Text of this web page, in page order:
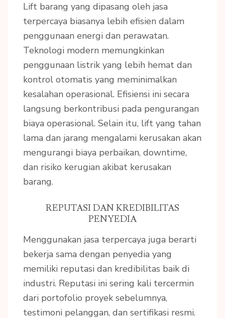
Lift barang yang dipasang oleh jasa
terpercaya biasanya lebih efisien dalam
penggunaan energi dan perawatan.
Teknologi modern memungkinkan
penggunaan listrik yang lebih hemat dan
kontrol otomatis yang meminimalkan
kesalahan operasional. Efisiensi ini secara
langsung berkontribusi pada pengurangan
biaya operasional. Selain itu, lift yang tahan
lama dan jarang mengalami kerusakan akan
mengurangi biaya perbaikan, downtime,
dan risiko kerugian akibat kerusakan
barang.
REPUTASI DAN KREDIBILITAS
PENYEDIA
Menggunakan jasa terpercaya juga berarti
bekerja sama dengan penyedia yang
memiliki reputasi dan kredibilitas baik di
industri. Reputasi ini sering kali tercermin
dari portofolio proyek sebelumnya,
testimoni pelanggan, dan sertifikasi resmi.